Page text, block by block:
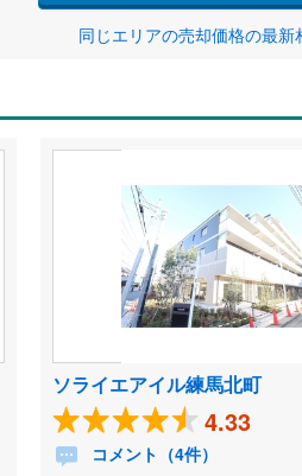
同じエリアの売却価格の最新
ソライエアイル練馬北町
4.33
コメント（4件）